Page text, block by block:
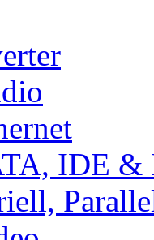
IDE &